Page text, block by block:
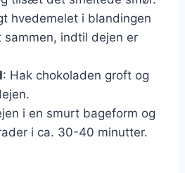
hvedemelet i blandingen
sammen, indtil dejen er
: Hak chokoladen groft og
i en smurt bageform og
i ca. 30-40 minutter.